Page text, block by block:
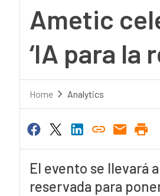
Ametic
‘IA para la
Home Analytics
El evento se llevará
reservada para